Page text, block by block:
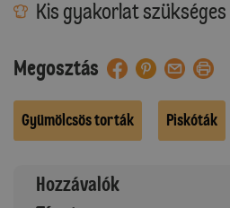
Kis gyakorlat szükséges
Megosztás
Gyümölcsös torták Piskóták
Hozzávalók